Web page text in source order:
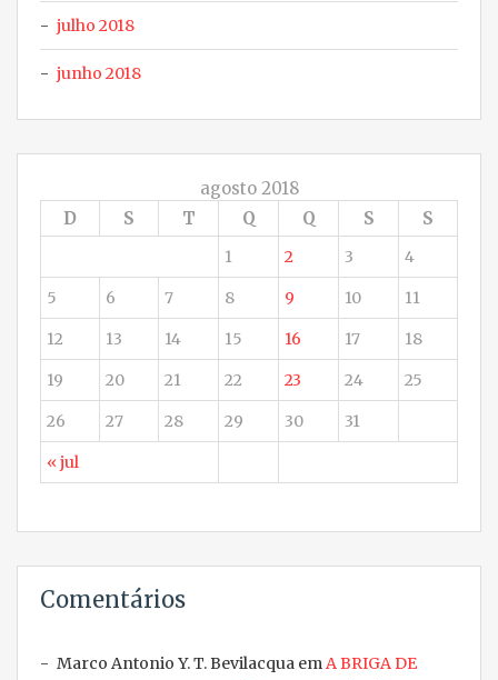
julho 2018
junho 2018
agosto 2018
D
S T Q Q S S
« jul
1 2 3 4
5 6 7 8 9 10 11
12 13 14 15 16 17 18
19 20 21 22 23 24 25
26 27 28 29 30 31
Comentários
Marco Antonio Y. T. Bevilacqua em A BRIGA DE